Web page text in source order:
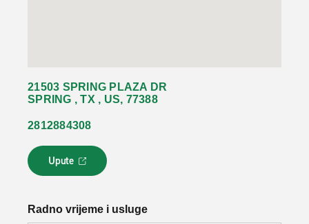
21503 SPRING PLAZA DR
SPRING , TX , US, 77388
2812884308
Upute
L
i
k
Radno vrijeme i usluge